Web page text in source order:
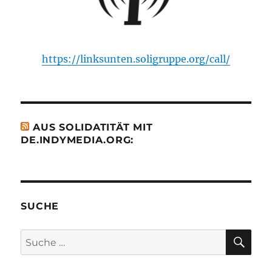
https://linksunten.soligruppe.org/call/
AUS SOLIDATITÄT MIT
DE.INDYMEDIA.ORG:
SUCHE
Suche
nach: